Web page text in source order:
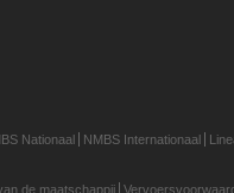
Nationaal NMBS Internationaal
de maatschappij